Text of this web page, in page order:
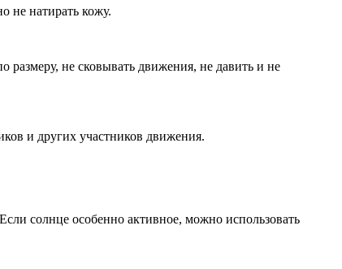
не натирать кожу.
не сковывать движения, не давить и не
и других участников движения.
солнце особенно активное, можно использовать